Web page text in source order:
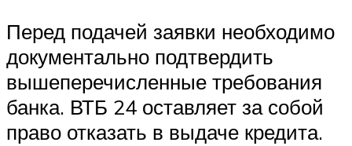
Перед подачей заявки необходимо
документально подтвердить
вышеперечисленные требования
банка. ВТБ 24 оставляет за собой
право отказать в выдаче кредита.